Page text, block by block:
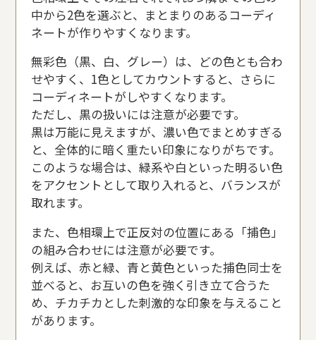
中から2色を選ぶと、まとまりのあるコーディ
ネートが作りやすくなります。
無彩色（黒、白、グレー）は、どの色とも合わ
せやすく、1色としてカウントすると、さらに
コーディネートがしやすくなります。
ただし、黒の扱いには注意が必要です。
黒は万能に見えますが、濃い色でまとめすぎる
と、全体的に暗く重たい印象になりがちです。
このような場合は、緑系や白といった明るい色
をアクセントとして取り入れると、バランスが
取れます。
また、色相環上で正反対の位置にある「捕色」
の組み合わせには注意が必要です。
例えば、赤と緑、青と黄色といった捕色同士を
並べると、お互いの色を強く引き立て合うた
め、チカチカとした刺激的な印象を与えること
があります。